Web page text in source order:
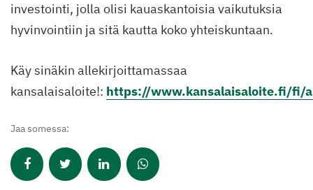
investointi, jolla olisi kauaskantoisia vaikutuksia
hyvinvointiin ja sitä kautta koko yhteiskuntaan.
Käy sinäkin allekirjoittamassaa
kansalaisaloite!: https://www.kansalaisaloite.fi/fi/
Jaa somessa: